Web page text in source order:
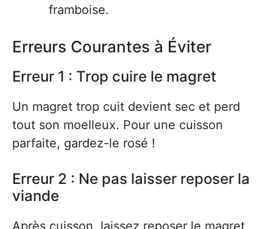
framboise.
Erreurs Courantes à Éviter
Erreur 1 : Trop cuire le magret
Un magret trop cuit devient sec et perd
tout son moelleux. Pour une cuisson
parfaite, gardez-le rosé !
Erreur 2 : Ne pas laisser reposer la
viande